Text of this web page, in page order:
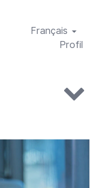
Français
Profil